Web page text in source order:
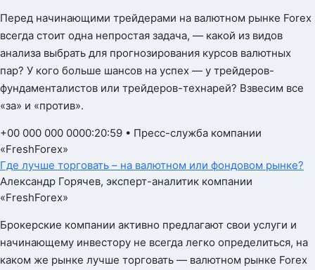
Перед начинающими трейдерами на валютном рынке Forex
всегда стоит одна непростая задача, — какой из видов
анализа выбрать для прогнозирования курсов валютных
пар? У кого больше шансов на успех — у трейдеров-
фундаменталистов или трейдеров-технарей? Взвесим все
«за» и «против».
+00 000 000 0000:20:59 • Пресс-служба компании
«FreshForex»
Где лучше торговать – на валютном или фондовом рынке?
Александр Горячев, эксперт-аналитик компании
«FreshForex»
Брокерские компании активно предлагают свои услуги и
начинающему инвестору не всегда легко определиться, на
каком же рынке лучше торговать — валютном рынке Forex